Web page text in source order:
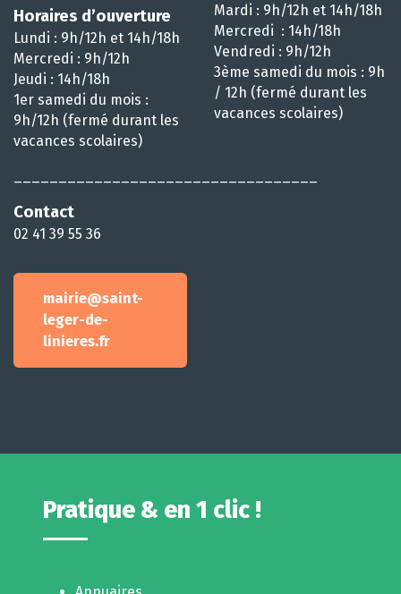
Horaires d’ouverture
Lundi : 9h/12h et 14h/18h
Mercredi : 9h/12h
Jeudi : 14h/18h
1er samedi du mois :
9h/12h (fermé durant les
vacances scolaires)
Contact
02 41 39 55 36
mairie@saint-
leger-de-
linieres.fr
Mardi : 9h/12h et 14h/18h
Mercredi : 14h/18h
Vendredi : 9h/12h
3ème samedi du mois : 9h
/ 12h (fermé durant les
vacances scolaires)
Pratique & en 1 clic !